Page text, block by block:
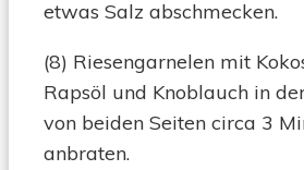
etwas Salz abschmecken.
(8) Riesengarnelen mit
Rapsöl und Knoblauch in
von beiden Seiten circa 3
anbraten.